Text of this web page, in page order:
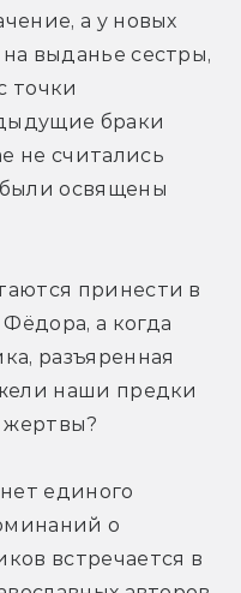
а у новых
выданье сестры,
точки
браки
не считались
освящены
принести в
а когда
разъяренная
наши предки
жертвы?
единого
о
встречается в